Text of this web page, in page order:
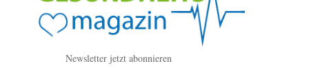
Newsletter jetzt abonnieren